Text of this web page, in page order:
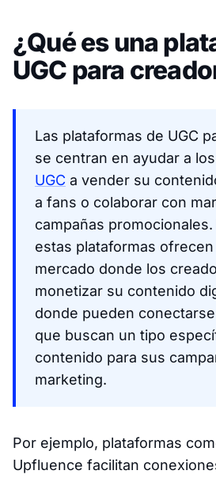
¿Qué es una
UGC para
Las plataformas de UGC
se centran en ayudar a los
UGC a vender su
a fans o colaborar con
campañas
estas plataformas
mercado donde los
monetizar su contenido
donde pueden
que buscan un tipo
contenido para sus
marketing.
Por ejemplo, plataformas
Upfluence facilitan